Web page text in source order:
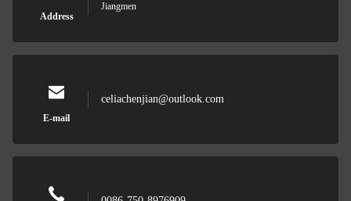
Address
Jiangmen
E-mail
celiachenjian@outlook.com